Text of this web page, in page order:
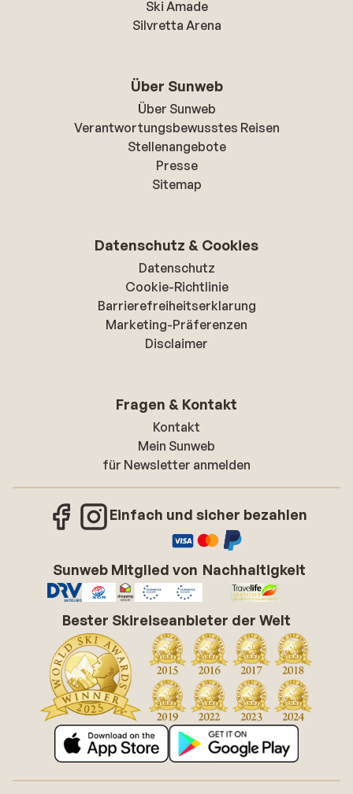
Ski Amade
Silvretta Arena
Über Sunweb
Über Sunweb
Verantwortungsbewusstes Reisen
Stellenangebote
Presse
Sitemap
Datenschutz & Cookies
Datenschutz
Cookie-Richtlinie
Barrierefreiheitserklarung
Marketing-Präferenzen
Disclaimer
Fragen & Kontakt
Kontakt
Mein Sunweb
für Newsletter anmelden
Einfach und sicher bezahlen
Sunweb Mitglied von Nachhaltigkeit
Bester Skireiseanbieter der Welt